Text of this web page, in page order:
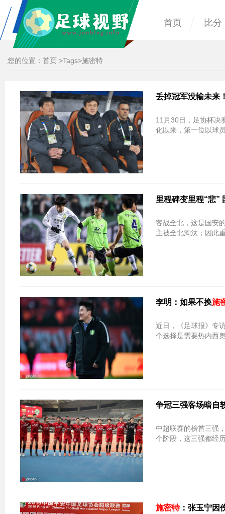
首页 比分
您的位置： 首页 >Tags>施密特
丢掉冠军没输未来
11月30日，足协杯决
化以来，第一位以球
里程碑变里程“悲”
客战全北，这是国安
主被全北淘汰；因此
李明：如果不换施
近日，《足球报》专
个选择是需要热内西
争冠三强客场暗自
中超联赛的榜首三强
个阶段，这三强都经
施密特：张玉宁因